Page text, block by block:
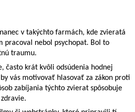
v takýchto farmách, kde zvieratá
pracoval nebol psychopat. Bol to
traumu.
často krát kvôli odsúdenia hodnej
vás motivovať hlasovať za zákon proti
zabíjania týchto zvierat spôsobuje